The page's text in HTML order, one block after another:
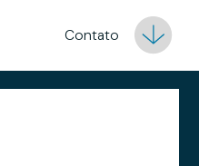
Contato